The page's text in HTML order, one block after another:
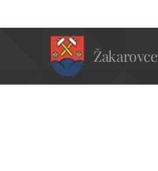
Žakarovce